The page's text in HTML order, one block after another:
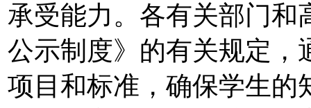
承受能力。各有关部门和
公示制度》的有关规定，
项目和标准，确保学生的